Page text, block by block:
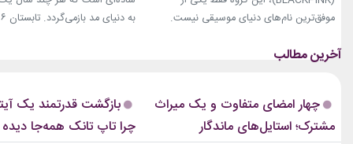
موفق‌ترین نام‌های دنیای موسیقی نیست.
چهره‌هایی تأثیرگذار در دنیای مد نیز تبدیل
موزیک‌ویدئوها و مراسم‌های مهم جهانی،...
استایل نوید محمدزاده...
چهار امضای متفاوت و یک میراث
مشترک؛ استایل‌های ماندگار
بازگشت قدرتمند یک
چرا تاپ تانک همه‌جا